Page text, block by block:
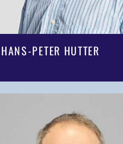
HANS-PETER HUTTER